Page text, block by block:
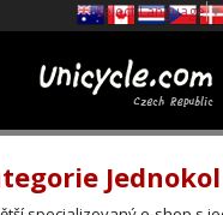
Select Language▼